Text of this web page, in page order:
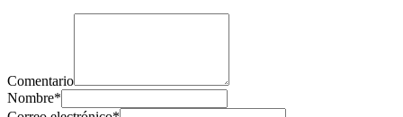
Comentario
Nombre*